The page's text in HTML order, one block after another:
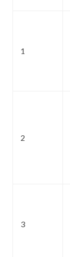
1
2
3